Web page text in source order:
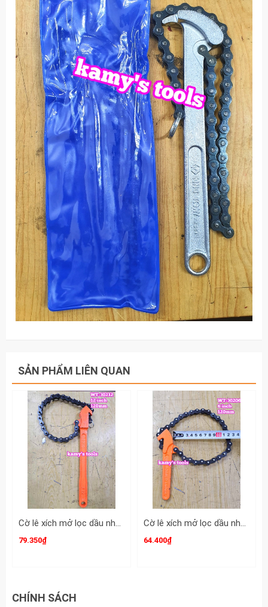
SẢN PHẨM LIÊN QUAN
Cờ lê xích mở lọc dầu nhớt cảo dây xích cán dài 12 inch Wetools WT-30212 đường kính 120mm
79.350₫
Cờ lê xích mở lọc dầu nhớt cảo dây xích cán dài 6 inch Wetools WT-30206 đường kính 120mm
64.400₫
CHÍNH SÁCH